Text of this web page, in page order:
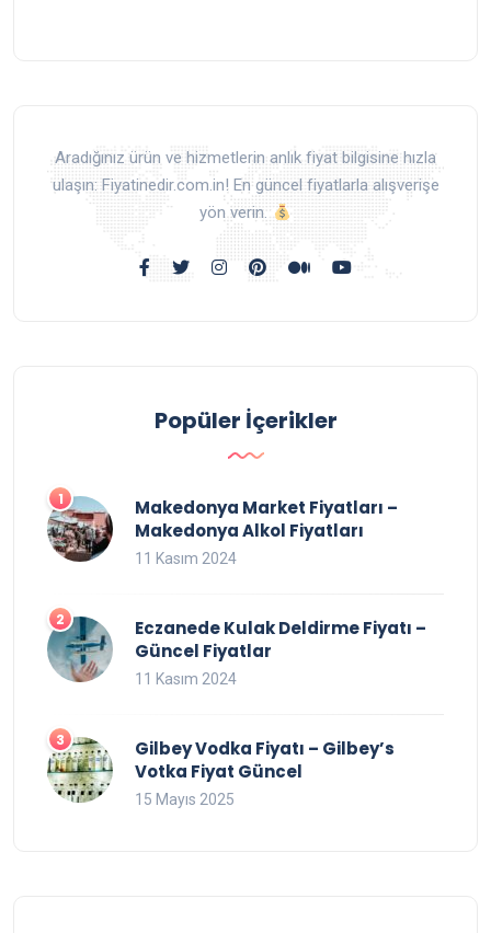
Aradığınız ürün ve hizmetlerin anlık fiyat bilgisine hızla
ulaşın: Fiyatinedir.com.in! En güncel fiyatlarla alışverişe
yön verin.
Popüler İçerikler
Makedonya Market Fiyatları –
Makedonya Alkol Fiyatları
11 Kasım 2024
Eczanede Kulak Deldirme Fiyatı –
Güncel Fiyatlar
11 Kasım 2024
Gilbey Vodka Fiyatı – Gilbey’s
Votka Fiyat Güncel
15 Mayıs 2025